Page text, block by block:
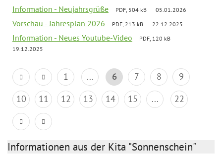
Information - Neujahrsgrüße PDF, 504 kB 05.01.2026
Vorschau - Jahresplan 2026 PDF, 213 kB 22.12.2025
Information - Neues Youtube-Video
PDF, 120 kB
19.12.2025
1 ... 6 7 8
9
10
11 12 13 14 15 ... 22
Informationen aus der Kita "Sonnenschein"